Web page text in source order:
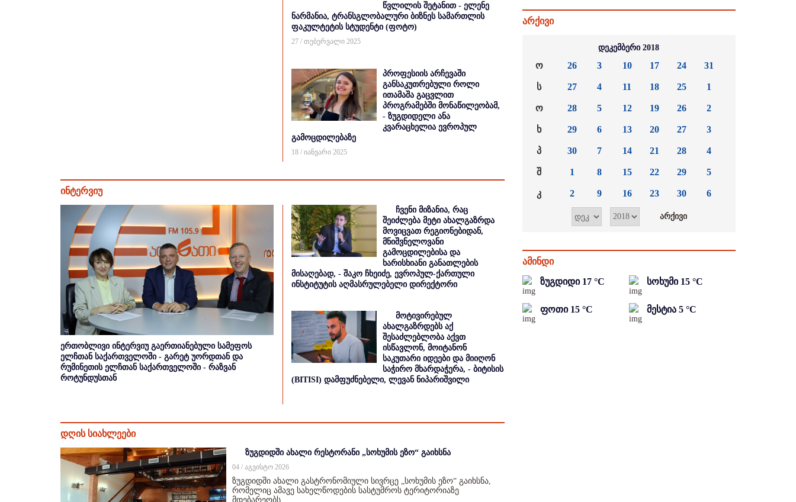
წვლილის შეტანით - ელენე
ნარმანია, ტრანსგლობალური ბიზნეს სამართლის
ფაკულტეტის სტუდენტი (ფოტო)
27 / თებერვალი 2025
პროფესიის არჩევაში
განსაკუთრებული როლი
ითამაშა გაცვლით
პროგრამებში მონაწილეობამ,
- ზუგდიდელი ანა
კვარაცხელია ევროპულ
გამოცდილებაზე
18 / იანვარი 2025
ინტერვიუ
ერთობლივი ინტერვიუ გაერთიანებული სამეფოს
ელჩთან საქართველოში - გარეტ უორდთან და
რუმინეთის ელჩთან საქართველოში - რაზვან
როტუნდუსთან
ჩვენი მიზანია, რაც
შეიძლება მეტი ახალგაზრდა
მოვიცვათ რეგიონებიდან,
მნიშვნელოვანი
გამოცდილებისა და
ხარისხიანი განათლების
მისაღებად, - შაკო ჩხეიძე, ევროპულ-ქართული
ინსტიტუტის აღმასრულებელი დირექტორი
მოტივირებულ
ახალგაზრდებს აქ
შესაძლებლობა აქვთ
ისწავლონ, მოიტანონ
საკუთარი იდეები და მიიღონ
საჭირო მხარდაჭერა, - ბიტისის
(BITISI) დამფუძნებელი, ლევან ნიპარიშვილი
დღის სიახლეები
ზუგდიდში ახალი რესტორანი „სოხუმის ეზო“ გაიხსნა
04 / აგვისტო 2026
ზუგდიდში ახალი გასტრონომიული სივრცე „სოხუმის ეზო“ გაიხსნა,
რომელიც ამავე სახელწოდების სასტუმროს ტერიტორიაზე
მდებარეობს.
არქივი
დეკემბერი 2018
ო
ს
ო
ხ
პ
შ
კ
26
27
28
29
30
1
2
3
4
5
6
7
8
9
10
11
12
13
14
15
16
17
18
19
20
21
22
23
24
25
26
27
28
29
30
31
1
2
3
4
5
6
ამინდი
ზუგდიდი 17 °C სოხუმი 15 °C
ფოთი 15 °C მესტია 5 °C